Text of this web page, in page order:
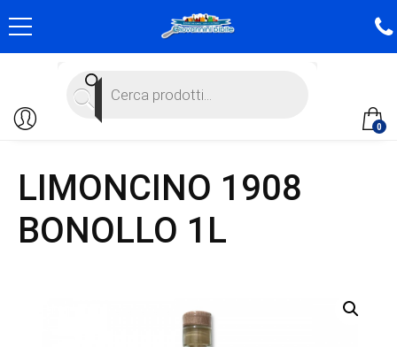
Products
search
0
LIMONCINO 1908
BONOLLO 1L